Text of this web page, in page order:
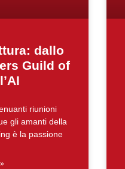
dallo
Guild of
riunioni
gli amanti della
è la passione